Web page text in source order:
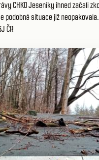
CHKO Jeseníky ihned začali
podobná situace již neopakovala.
ČR